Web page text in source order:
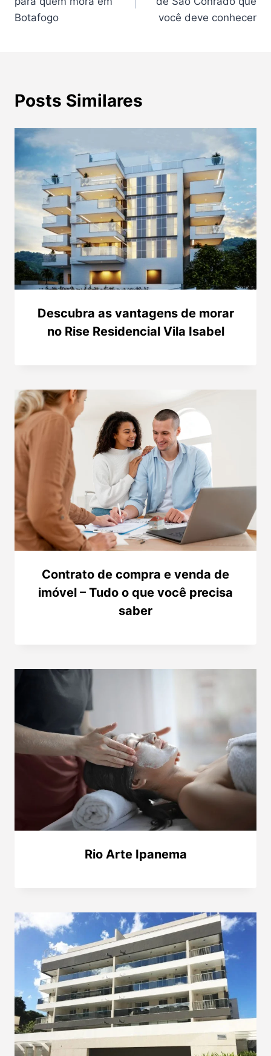
Post
Botafogo
você deve conhecer
Posts Similares
Descubra as vantagens de morar
no Rise Residencial Vila Isabel
Contrato de compra e venda de
imóvel – Tudo o que você precisa
saber
Rio Arte Ipanema